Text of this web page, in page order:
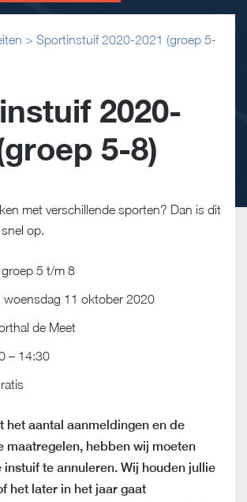
> Sportinstuif 2020-2021 (groep 5-
2020-
5-8)
met verschillende sporten? Dan is dit
op.
5 t/m 8
woensdag 11 oktober 2020
de Meet
– 14:30
het aantal aanmeldingen en de
maatregelen, hebben wij moeten
instuif te annuleren. Wij houden jullie
het later in het jaar gaat